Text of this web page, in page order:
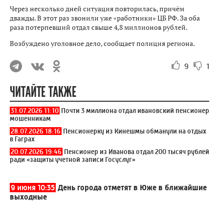
Через несколько дней ситуация повторилась, причём
дважды. В этот раз звонили уже «работники» ЦБ РФ. За оба
раза потерпевший отдал свыше 4,8 миллионов рублей.
Возбуждено уголовное дело, сообщает полиция региона.
9 1
ЧИТАЙТЕ ТАКЖЕ
31.07.2026 11:10 Почти 3 миллиона отдал ивановский пенсионер
мошенникам
28.07.2026 18:16 Пенсионерку из Кинешмы обманули на отдых
в Гаграх
20.07.2026 19:46 Пенсионер из Иванова отдал 200 тысяч рублей
ради «защиты учетной записи Госуслуг»
9 июня 10:35 День города отметят в Юже в ближайшие
выходные